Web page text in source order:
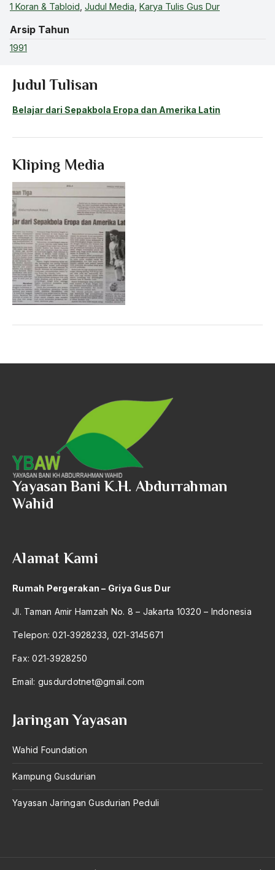
1 Koran & Tabloid Judul Media Karya Tulis Gus Dur
Arsip Tahun
1991
Judul Tulisan
Belajar dari Sepakbola Eropa dan Amerika Latin
Kliping Media
Yayasan Bani K.H. Abdurrahman
Wahid
Alamat Kami
Rumah Pergerakan – Griya Gus Dur
Jl. Taman Amir Hamzah No. 8 – Jakarta 10320 – Indonesia
Telepon: 021-3928233, 021-3145671
Fax: 021-3928250
Email: gusdurdotnet@gmail.com
Jaringan Yayasan
Wahid Foundation
Kampung Gusdurian
Yayasan Jaringan Gusdurian Peduli